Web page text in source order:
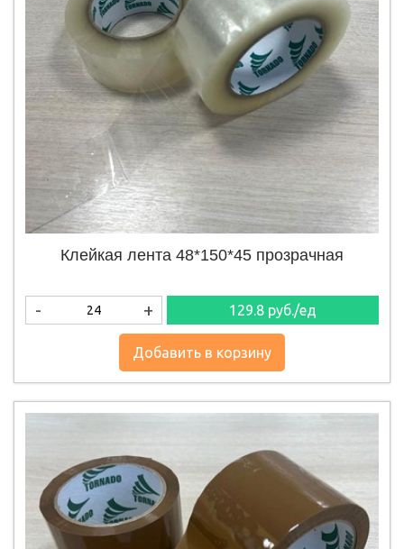
Клейкая лента 48*150*45 прозрачная
- + 129.8руб./ед
Добавить в корзину